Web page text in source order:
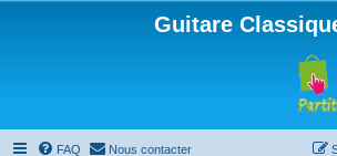
Guitare
FAQ Nous contacter